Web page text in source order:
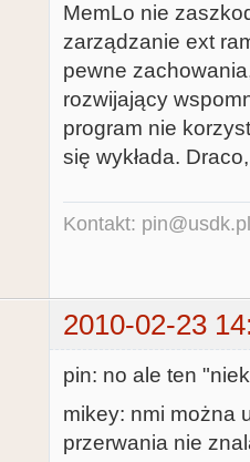
MemLo nie
zarządzanie ext
pewne
rozwijający
program nie
się wykłada.
Kontakt: pin@usdk.pl
2010-02-23
pin: no ale ten
mikey: nmi można
przerwania nie